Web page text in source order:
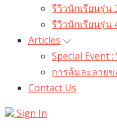
รีวิวนักเรียนรุ่น
รีวิวนักเรียนรุ่น
Articles
Special Event
การล้มละลายข
Contact Us
Sign In